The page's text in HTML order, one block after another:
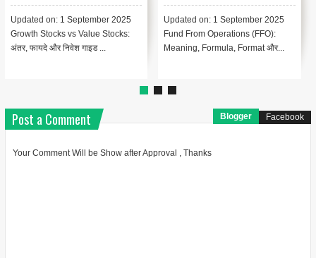
2025
Accounting में महत्व
Updated on: 1 September 2025
Fund From Operations (FFO):
Meaning, Formula, Format और...
Updated on: 17 August
Index - Conservatism
Complete Guide In Hindi
Post a Comment Blogger Facebook
Your Comment Will be Show after Approval , Thanks